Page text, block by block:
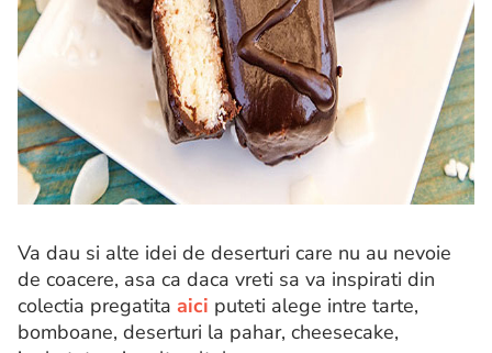
Va dau si alte idei de deserturi care nu au nevoie
de coacere, asa ca daca vreti sa va inspirati din
colectia pregatita aici puteti alege intre tarte,
bomboane, deserturi la pahar, cheesecake,